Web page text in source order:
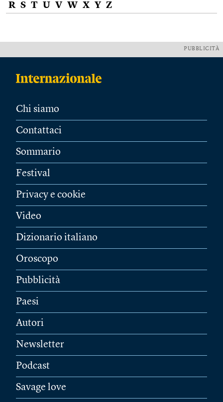
R S T U V W X Y Z
PUBBLICITÀ
Chi siamo
Contattaci
Sommario
Festival
Privacy e cookie
Video
Dizionario italiano
Oroscopo
Pubblicità
Paesi
Autori
Newsletter
Podcast
Savage love